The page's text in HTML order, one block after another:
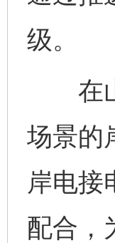
级。
在山
场景的
岸电接
配合，